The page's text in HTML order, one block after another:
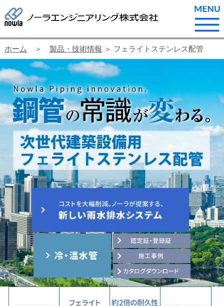
ホーム ＞ 製品・技術情報 ＞ フェライトステンレス配管